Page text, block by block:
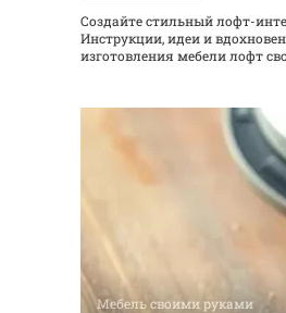
Создайте стильный лофт-
Инструкции, идеи и
изготовления мебели лофт
Мебель своими руками